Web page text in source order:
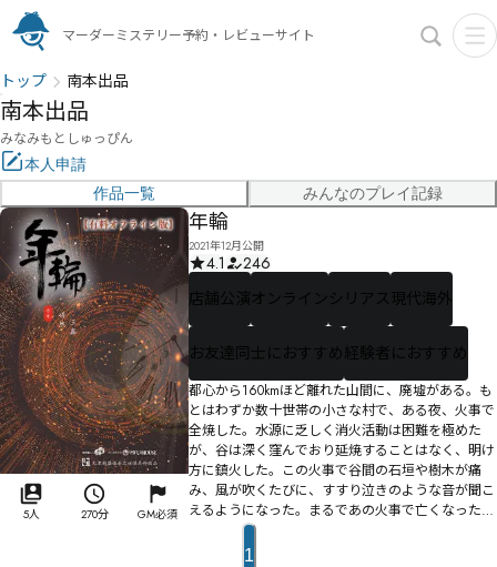
マーダーミステリー予約・レビューサイト
トップ 南本出品
南本出品
みなみもとしゅっぴん
本人申請
作品一覧
みんなのプレイ記録
5人 270分 GM必須
年輪
2021年12月公開
4.1
246
店舗公演オンライン シリアス 現代海外
お友達同士におすすめ経験者におすすめ
都心から160kmほど離れた山間に、廃墟がある。も
とはわずか数十世帯の小さな村で、ある夜、火事で
全焼した。水源に乏しく消火活動は困難を極めた
が、谷は深く窪んでおり延焼することはなく、明け
方に鎮火した。この火事で谷間の石垣や樹木が痛
み、風が吹くたびに、すすり泣きのような音が聞こ
えるようになった。まるであの火事で亡くなった
人々の亡霊が、泣きながら何かを訴えているかのよ
うな……。険しい山に囲まれた村は孤立していたた
1